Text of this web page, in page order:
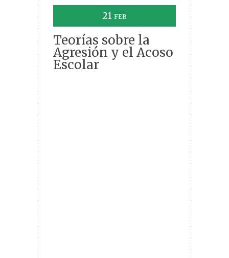
21 FEB
Teorías sobre la
Agresión y el Acoso
Escolar